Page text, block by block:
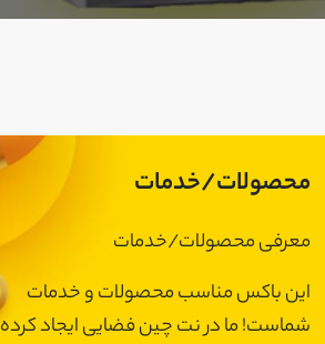
محصولات/خدمات
معرفی محصولات/خدمات
این باکس مناسب محصولات و خدمات
شماست! ما در نت چین فضایی ایجاد کرده